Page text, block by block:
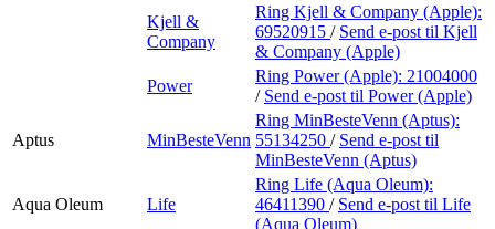
Kjell &
Company
Ring Kjell & Company (Apple):
69520915 / Send e-post til Kjell
& Company (Apple)
Power
Ring Power (Apple): 21004000
/ Send e-post til Power (Apple)
Aptus MinBesteVenn
Ring MinBesteVenn (Aptus):
55134250 / Send e-post til
MinBesteVenn (Aptus)
Aqua Oleum Life
Ring Life (Aqua Oleum):
46411390 / Send e-post til Life
(Aqua Oleum)